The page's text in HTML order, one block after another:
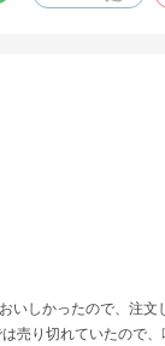
いしかったので、注文
売り切れていたので、